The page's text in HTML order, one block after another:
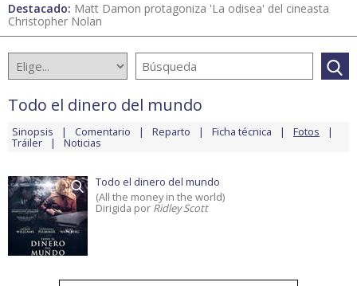
Destacado: Matt Damon protagoniza 'La odisea' del cineasta
Christopher Nolan
Todo el dinero del mundo
Sinopsis Comentario Reparto Ficha técnica Fotos
Tráiler Noticias
Todo el dinero del mundo
(All the money in the world)
Dirigida por Ridley Scott